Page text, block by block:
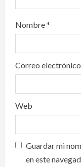
Nombre*
Correo electrónico
Web
Guardar mi
en este